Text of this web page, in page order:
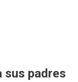
sus padres